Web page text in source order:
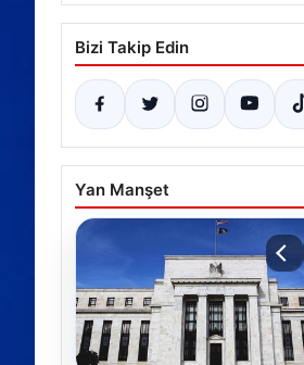
Bizi Takip Edin
Yan Manşet